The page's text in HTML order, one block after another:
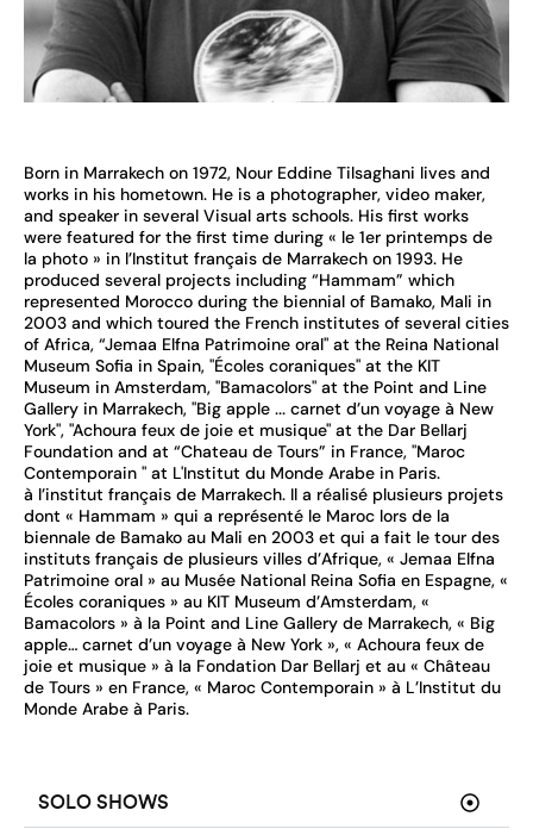
Born in Marrakech on 1972, Nour Eddine Tilsaghani lives and
works in his hometown. He is a photographer, video maker,
and speaker in several Visual arts schools. His first works
were featured for the first time during « le 1er printemps de
la photo » in l’Institut français de Marrakech on 1993. He
produced several projects including “Hammam” which
represented Morocco during the biennial of Bamako, Mali in
2003 and which toured the French institutes of several cities
of Africa, “Jemaa Elfna Patrimoine oral" at the Reina National
Museum Sofia in Spain, "Écoles coraniques" at the KIT
Museum in Amsterdam, "Bamacolors" at the Point and Line
Gallery in Marrakech, "Big apple ... carnet d’un voyage à New
York", "Achoura feux de joie et musique" at the Dar Bellarj
Foundation and at “Chateau de Tours” in France, "Maroc
Contemporain " at L'Institut du Monde Arabe in Paris.
à l’institut français de Marrakech. Il a réalisé plusieurs projets
dont « Hammam » qui a représenté le Maroc lors de la
biennale de Bamako au Mali en 2003 et qui a fait le tour des
instituts français de plusieurs villes d’Afrique, « Jemaa Elfna
Patrimoine oral » au Musée National Reina Sofia en Espagne, «
Écoles coraniques » au KIT Museum d’Amsterdam, «
Bamacolors » à la Point and Line Gallery de Marrakech, « Big
apple… carnet d’un voyage à New York », « Achoura feux de
joie et musique » à la Fondation Dar Bellarj et au « Château
de Tours » en France, « Maroc Contemporain » à L’Institut du
Monde Arabe à Paris.
SOLO SHOWS